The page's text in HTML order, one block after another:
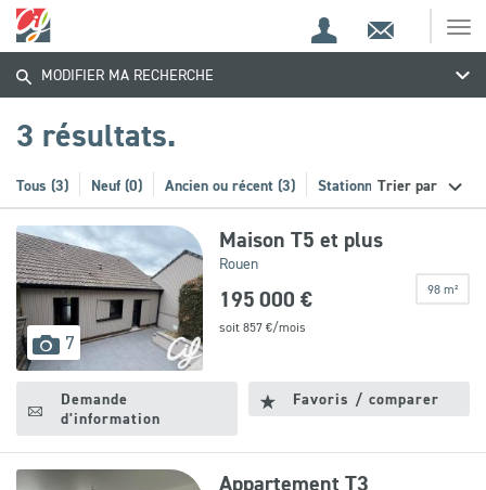
Espace
de
Espace
client
Contact
Trouvez
votre
bien
MODIFIER MA RECHERCHE
3 résultats.
Trier par
Tous (3) Neuf (0) Ancien ou récent (3) Stationnement (0)
7 images
disponibles
Maison T5 et plus
Rouen
98 m²
195 000 €
soit 857€/mois
Demande
d'information
Favoris / comparer
Appartement T3